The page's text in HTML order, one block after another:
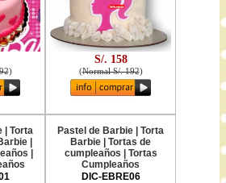
)
S/. 158
(Normal S/. 192)
| Torta
|
|
Pastel de Barbie | Torta
Barbie | Tortas de
cumpleaños | Tortas
Cumpleaños
DIC-EBRE06